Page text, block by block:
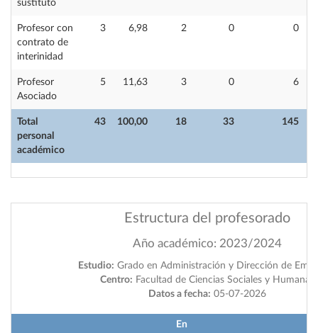
Total
personal
académico
43 100,00 18 33 145
sustituto
Profesor con
contrato de
interinidad
3 6,98 2 0 0
Profesor
Asociado
5 11,63 3 0 6
Estructura del profesorado
Año académico: 2023/2024
Estudio: Grado en Administración y Dirección de
Centro: Facultad de Ciencias Sociales y Humanas
Datos a fecha: 05-07-2026
En